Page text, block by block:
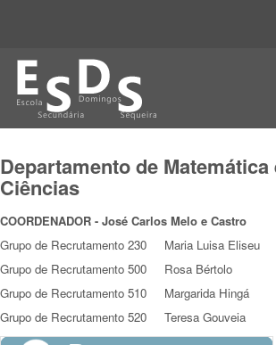
Departamento de Matemática
Ciências
COORDENADOR - José Carlos Melo e Castro
Grupo de Recrutamento 230 Maria Luisa Eliseu
Grupo de Recrutamento 500 Rosa Bértolo
Grupo de Recrutamento 510 Margarida Hingá
Grupo de Recrutamento 520 Teresa Gouveia